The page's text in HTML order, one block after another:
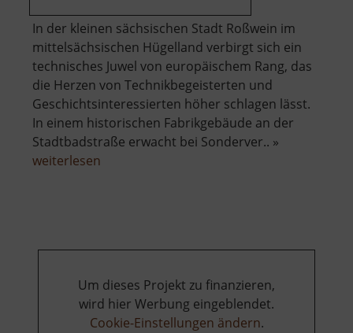
In der kleinen sächsischen Stadt Roßwein im
mittelsächsischen Hügelland verbirgt sich ein
technisches Juwel von europäischem Rang, das
die Herzen von Technikbegeisterten und
Geschichtsinteressierten höher schlagen lässt.
In einem historischen Fabrikgebäude an der
Stadtbadstraße erwacht bei Sonderver.. »
weiterlesen
Um dieses Projekt zu finanzieren,
wird hier Werbung eingeblendet.
Cookie-Einstellungen ändern.